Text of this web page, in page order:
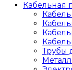
Кабельная
Трубы